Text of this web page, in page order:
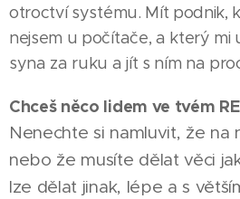
otroctví systému. Mít podnik,
nejsem u počítače, a který mi
syna za ruku a jít s ním na
Chceš něco lidem ve tvém
Nenechte si namluvit, že na
nebo že musíte dělat věci
lze dělat jinak, lépe a s
06.08.2026